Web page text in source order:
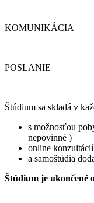
KOMUNIKÁCIA
POSLANIE
Štúdium sa skladá v
s možnosťou
nepovinné )
online
a samoštúdia
Štúdium je ukončené